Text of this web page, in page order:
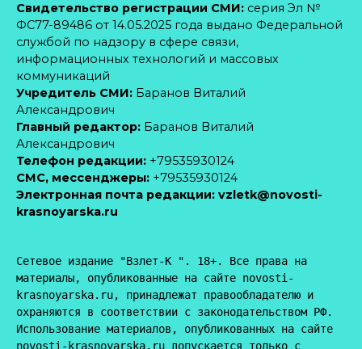
Свидетельство регистрации СМИ: серия Эл №
ФС77-89486 от 14.05.2025 года выдано Федеральной
службой по надзору в сфере связи,
информационных технологий и массовых
коммуникаций
Учредитель СМИ: Баранов Виталий
Александрович
Главный редактор: Баранов Виталий
Александрович
Телефон редакции: +79535930124
CМС, мессенджеры: +79535930124
Электронная почта редакции: vzletk@novosti-
krasnoyarska.ru
Сетевое издание "Взлет-К ". 18+. Все права на
материалы, опубликованные на сайте novosti-
krasnoyarska.ru, принадлежат правообладателю и
охраняются в соответствии с законодательством РФ.
Использование материалов, опубликованных на сайте
novosti-krasnoyarska.ru допускается только с